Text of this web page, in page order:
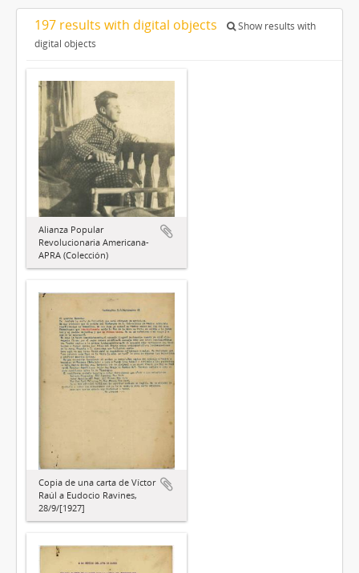
197 results with digital objects
Show results with
digital objects
Alianza Popular
Revolucionaria Americana-
APRA (Colección)
Copia de una carta de Víctor
Raúl a Eudocio Ravines,
28/9/[1927]